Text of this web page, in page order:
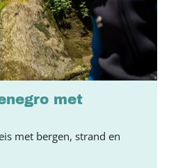
met
met bergen, strand en